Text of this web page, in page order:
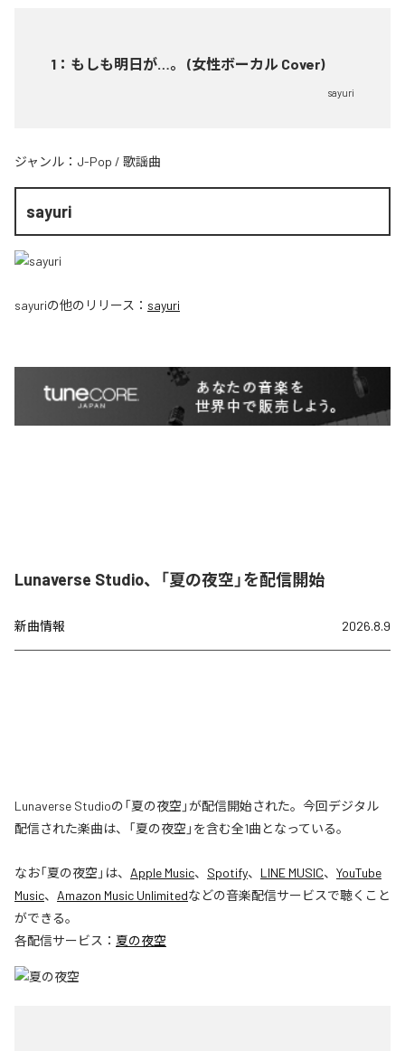
1 ： もしも明日が…。 (女性ボーカル Cover)
sayuri
ジャンル： J-Pop / 歌謡曲
sayuri
sayuriの他のリリース： sayuri
Lunaverse Studio、「夏の夜空」を配信開始
新曲情報 2026.8.9
Lunaverse Studioの「夏の夜空」が配信開始された。今回デジタル
配信された楽曲は、「夏の夜空」を含む全1曲となっている。
なお「夏の夜空 」は、 Apple Music、 Spotify、 LINE MUSIC、 YouTube
Music、 Amazon Music Unlimitedなどの音楽配信サービスで聴くこと
ができる。
各配信サービス： 夏の夜空